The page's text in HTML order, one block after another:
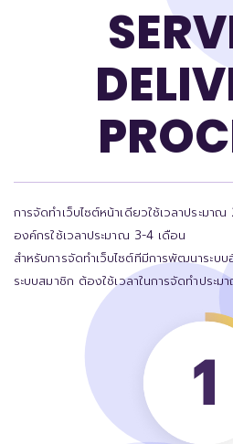
การจัดทำเว็บไซต์หน้าเดียวใช้เวลาประมา
องค์กรใช้เวลาประมาณ 3-4 เดือน
สำหรับการจัดทำเว็บไซต์ทีมีการพัฒนาระบ
ระบบสมาชิก ต้องใช้เวลาในการจัดทำประม